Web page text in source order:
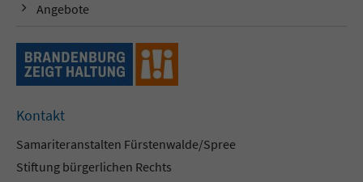
Angebote
Kontakt
Samariteranstalten Fürstenwalde/Spree
Stiftung bürgerlichen Rechts